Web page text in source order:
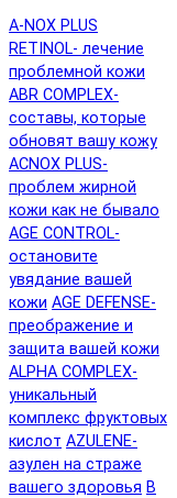
A-NOX PLUS
RETINOL- лечение
проблемной кожи
ABR COMPLEX-
составы, которые
обновят вашу кожу
ACNOX PLUS-
проблем жирной
кожи как не бывало
AGE CONTROL-
остановите
увядание вашей
кожи AGE DEFENSE-
преображение и
защита вашей кожи
ALPHA COMPLEX-
уникальный
комплекс фруктовых
кислот AZULENE-
азулен на страже
вашего здоровья B